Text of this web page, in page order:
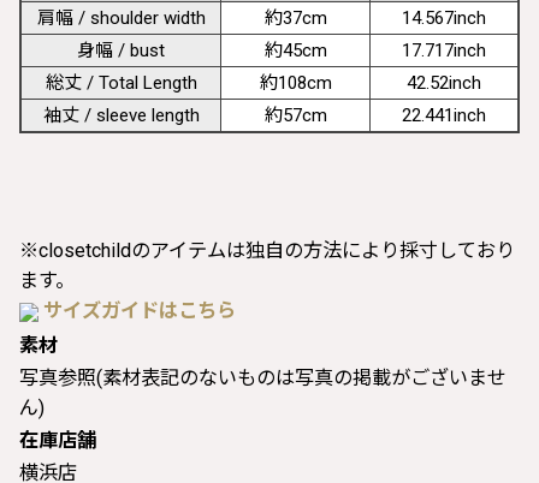
肩幅 / shoulder width
約37cm
14.567inch
身幅 / bust
約45cm
17.717inch
総丈 / Total Length
約108cm
42.52inch
袖丈 / sleeve length
約57cm 22.441inch
※closetchildのアイテムは独自の方法により採寸しており
ます。
サイズガイドはこちら
素材
写真参照(素材表記のないものは写真の掲載がございませ
ん)
在庫店舗
横浜店